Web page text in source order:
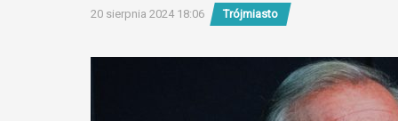
20 sierpnia 2024 18:06 Trójmiasto